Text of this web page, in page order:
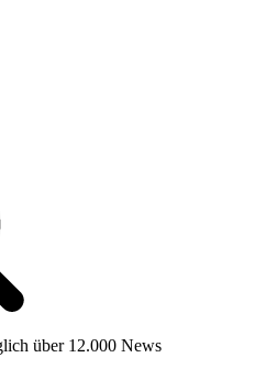
über 12.000 News